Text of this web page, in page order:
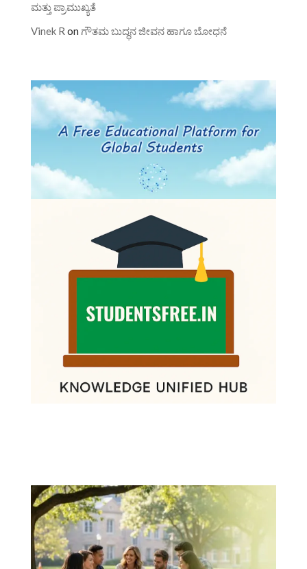
ಮತ್ತು ಪ್ರಾಮುಖ್ಯತೆ
Vinek R on ಗೌತಮ ಬುದ್ಧನ ಜೀವನ ಹಾಗೂ ಬೋಧನೆ